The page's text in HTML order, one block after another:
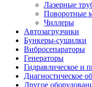
Лазерные
Поворотные
Чиллеры
Автозагрузчики
Бункеры-сушилки
Вибросепараторы
Генераторы
Гидравлическое и
Диагностическое
Другое